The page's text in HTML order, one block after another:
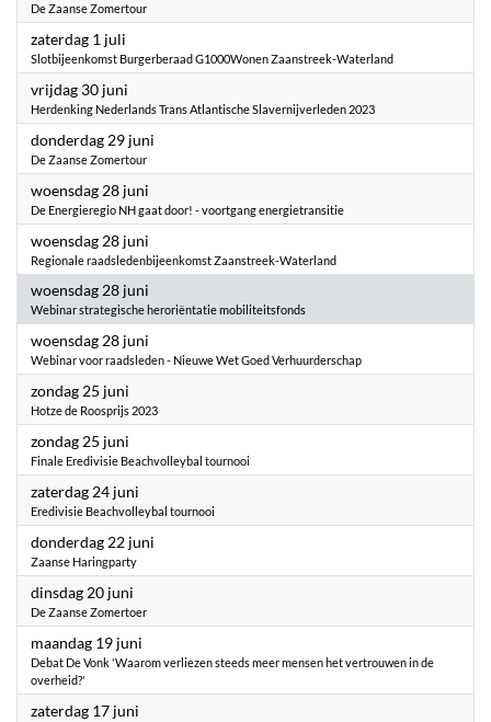
De Zaanse Zomertour
zaterdag 1 juli
Slotbijeenkomst Burgerberaad G1000Wonen Zaanstreek-Waterland
vrijdag 30 juni
Herdenking Nederlands Trans Atlantische Slavernijverleden 2023
donderdag 29 juni
De Zaanse Zomertour
woensdag 28 juni
De Energieregio NH gaat door! - voortgang energietransitie
woensdag 28 juni
Regionale raadsledenbijeenkomst Zaanstreek-Waterland
woensdag 28 juni
Webinar strategische heroriëntatie mobiliteitsfonds
woensdag 28 juni
Webinar voor raadsleden - Nieuwe Wet Goed Verhuurderschap
zondag 25 juni
Hotze de Roosprijs 2023
zondag 25 juni
Finale Eredivisie Beachvolleybal tournooi
zaterdag 24 juni
Eredivisie Beachvolleybal tournooi
donderdag 22 juni
Zaanse Haringparty
dinsdag 20 juni
De Zaanse Zomertoer
maandag 19 juni
Debat De Vonk 'Waarom verliezen steeds meer mensen het vertrouwen in de
overheid?'
zaterdag 17 juni